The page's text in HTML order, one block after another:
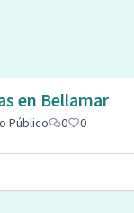
en Bellamar
Público 0 0